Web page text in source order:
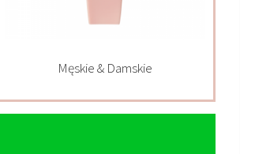
Męskie & Damskie